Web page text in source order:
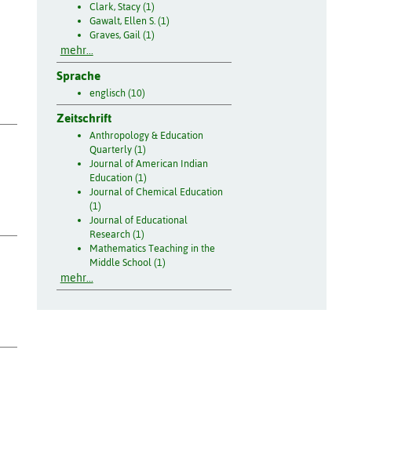
Clark, Stacy (1)
Gawalt, Ellen S. (1)
Graves, Gail (1)
mehr...
Sprache
englisch (10)
Zeitschrift
Anthropology & Education
Quarterly (1)
Journal of American Indian
Education (1)
Journal of Chemical Education
(1)
Journal of Educational
Research (1)
Mathematics Teaching in the
Middle School (1)
mehr...